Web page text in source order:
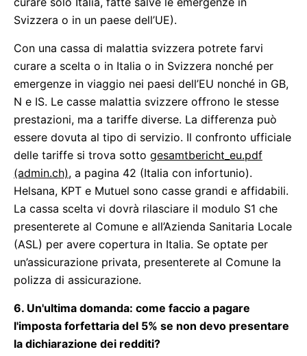
Svizzera o in un paese dell’UE).
Con una cassa di malattia svizzera potrete farvi
curare a scelta o in Italia o in Svizzera nonché per
emergenze in viaggio nei paesi dell’EU nonché in GB,
N e IS. Le casse malattia svizzere offrono le stesse
prestazioni, ma a tariffe diverse. La differenza può
essere dovuta al tipo di servizio. Il confronto ufficiale
delle tariffe si trova sotto gesamtbericht_eu.pdf
(admin.ch), a pagina 42 (Italia con infortunio).
Helsana, KPT e Mutuel sono casse grandi e affidabili.
La cassa scelta vi dovrà rilasciare il modulo S1 che
presenterete al Comune e all’Azienda Sanitaria Locale
(ASL) per avere copertura in Italia. Se optate per
un’assicurazione privata, presenterete al Comune la
polizza di assicurazione.
6. Un'ultima domanda: come faccio a pagare
l'imposta forfettaria del 5% se non devo presentare
la dichiarazione dei redditi?